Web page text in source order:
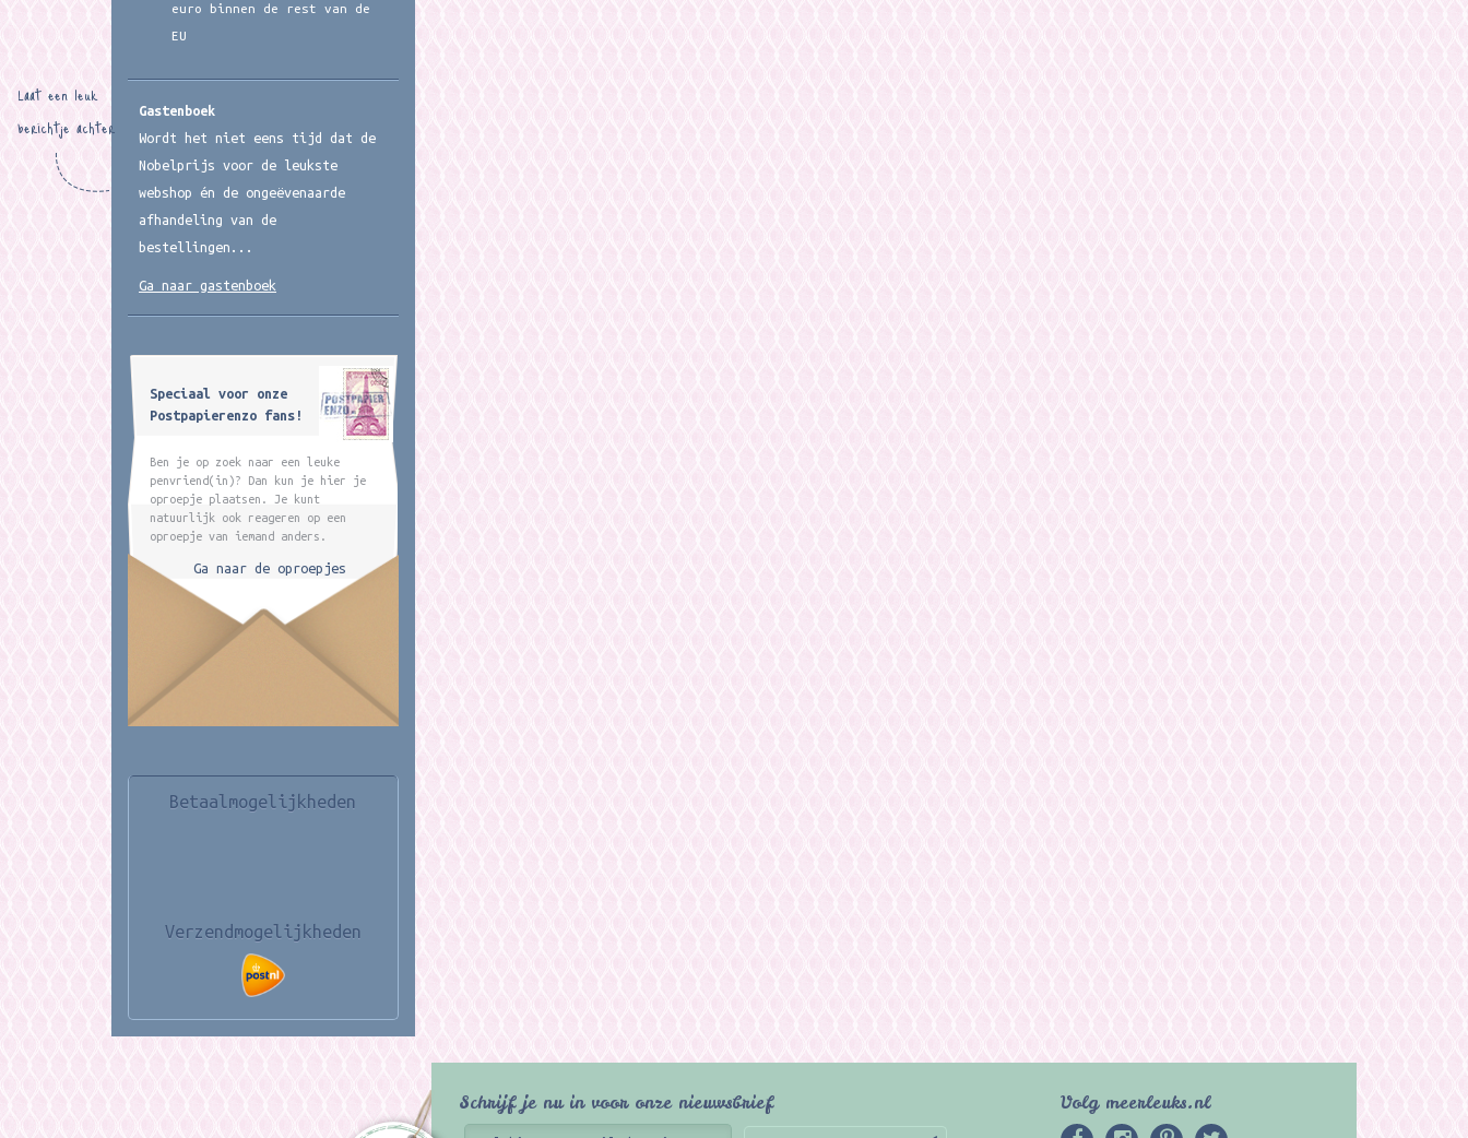
euro binnen de rest van de
EU
Gastenboek
Wordt het niet eens tijd dat de
Nobelprijs voor de leukste
webshop én de ongeëvenaarde
afhandeling van de
bestellingen...
Laat een leuk
berichtje achter
Ga naar gastenboek
Speciaal voor onze
Postpapierenzo fans!
Ben je op zoek naar een leuke
penvriend(in)? Dan kun je hier je
oproepje plaatsen. Je kunt
natuurlijk ook reageren op een
oproepje van iemand anders.
Ga naar de oproepjes
Betaalmogelijkheden
Verzendmogelijkheden
Schrijf je nu in voor onze nieuwsbrief Volg meerleuks.nl